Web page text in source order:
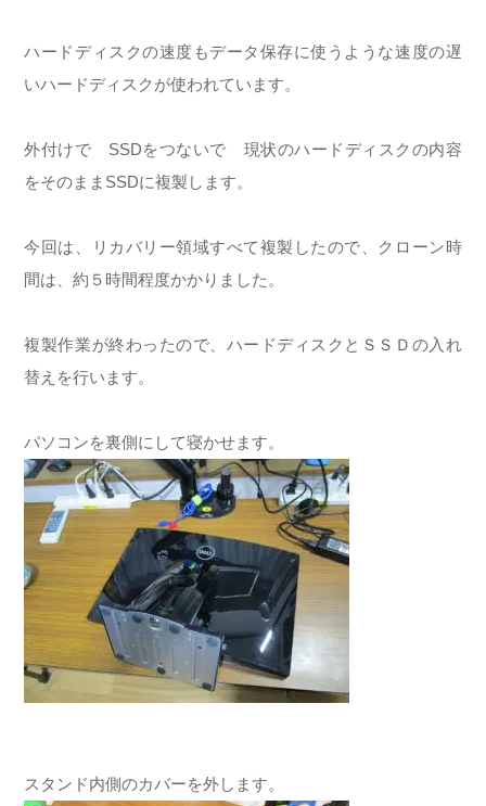
ハードディスクの速度もデータ保存に使うような速度の遅
いハードディスクが使われています。
外付けで SSDをつないで 現状のハードディスクの内容
をそのままSSDに複製します。
今回は、リカバリー領域すべて複製したので、クローン時
間は、約５時間程度かかりました。
複製作業が終わったので、ハードディスクとＳＳＤの入れ
替えを行います。
パソコンを裏側にして寝かせます。
スタンド内側のカバーを外します。